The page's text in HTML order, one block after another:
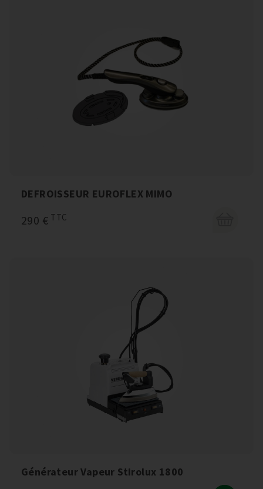
DEFROISSEUR EUROFLEX MIMO
290 € TTC
Générateur Vapeur Stirolux 1800